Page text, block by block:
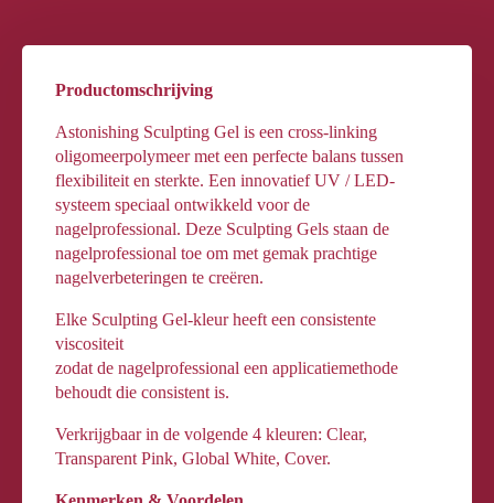
Productomschrijving
Astonishing Sculpting Gel is een cross-linking
oligomeerpolymeer met een perfecte balans tussen
flexibiliteit en sterkte. Een innovatief UV / LED-
systeem speciaal ontwikkeld voor de
nagelprofessional. Deze Sculpting Gels staan de
nagelprofessional toe om met gemak prachtige
nagelverbeteringen te creëren.
Elke Sculpting Gel-kleur heeft een consistente
viscositeit
zodat de nagelprofessional een ​​applicatiemethode
behoudt die consistent is.
Verkrijgbaar in de volgende 4 kleuren: Clear,
Transparent Pink, Global White, Cover.